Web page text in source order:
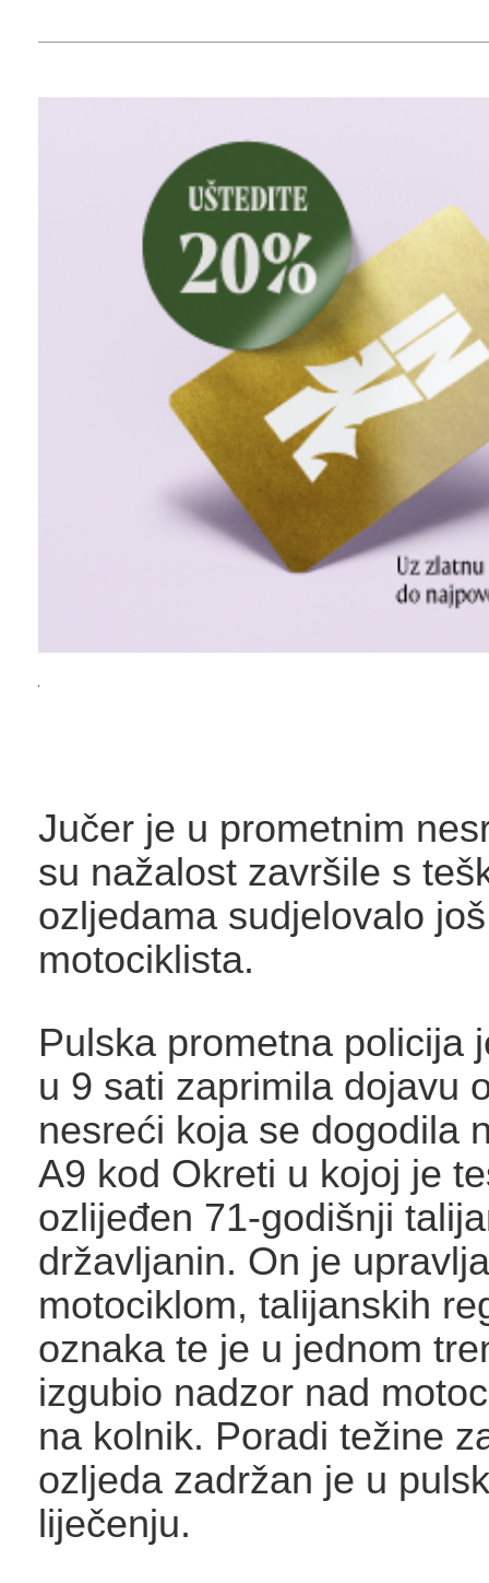
Jučer je u prometnim
su nažalost završile s
ozljedama sudjelovalo
motociklista.
Pulska prometna policija
u 9 sati zaprimila dojavu
nesreći koja se dogodila
A9 kod Okreti u kojoj je
ozlijeđen 71-godišnji
državljanin. On je
motociklom, talijanskih
oznaka te je u jednom
izgubio nadzor nad
na kolnik. Poradi težine
ozljeda zadržan je u
liječenju.